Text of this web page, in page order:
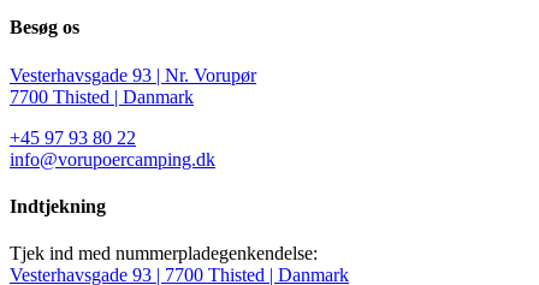
Besøg os
Vesterhavsgade 93 | Nr. Vorupør
7700 Thisted | Danmark
+45 97 93 80 22
info@vorupoercamping.dk
Indtjekning
Tjek ind med nummerpladegenkendelse:
Vesterhavsgade 93 | 7700 Thisted | Danmark